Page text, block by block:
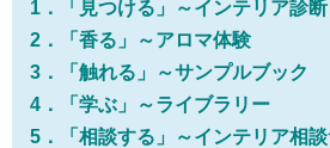
1．「見つける」～インテリア診断
2．「香る」～アロマ体験
3．「触れる」～サンプルブック
4．「学ぶ」～ライブラリー
5．「相談する」～インテリア相